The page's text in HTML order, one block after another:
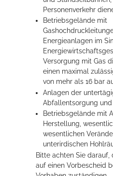
Personenverkehr
Betriebsgelände mit
Energieanlagen im
Versorgung mit Gas
einen maximal
von mehr als 16 bar
Anlagen der
Abfallentsorgung und
Betriebsgelände mit
Herstellung,
wesentlichen
unterirdischen
Bitte achten Sie darauf,
auf einen Vorbescheid